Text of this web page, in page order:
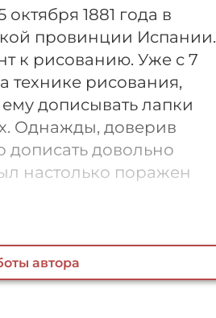
1881 года в
провинции Испании.
к рисованию. Уже с 7
технике рисования,
дописывать лапки
Однажды, доверив
дописать довольно
настолько поражен
автора